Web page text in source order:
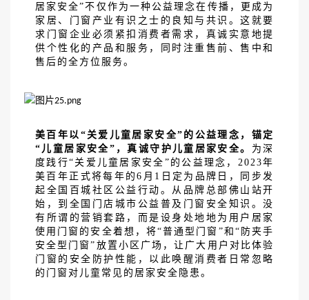
居家安全”不仅作为一种公益理念在传播，更成为
家居、门窗产业有识之士的良知与共识。这就要
求门窗企业必须紧扣消费者需求，真诚实意地提
供个性化的产品和服务，同时注重售前、售中和
售后的全方位服务。
美百年以 “关爱儿童居家安全”的公益理念，锚定
“儿童居家安全”，真诚守护儿童居家安全。 为深
度践行“关爱儿童居家安全”的公益理念，2023年
美百年正式将每年的6月1日定为品牌日，同步发
起全国百城社区公益行动。从品牌总部佛山站开
始，到全国门店城市公益普及门窗安全知识。没
有所谓的营销套路，而是设身处地地为用户居家
使用门窗的安全着想，将“普通型门窗”和“防夹手
安全型门窗”放置小区广场，让广大用户对比体验
门窗的安全防护性能，以此唤醒消费者日常忽略
的门窗对儿童常见的居家安全隐患。